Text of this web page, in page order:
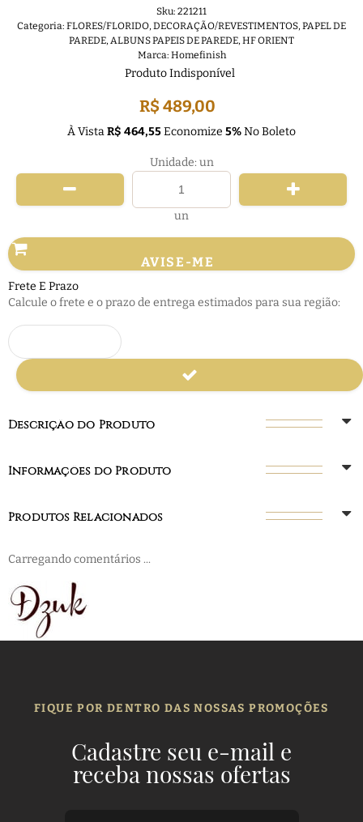
Sku: 221211
Categoria: FLORES/FLORIDO,DECORAÇÃO/REVESTIMENTOS,PAPEL DE
PAREDE,ALBUNS PAPEIS DE PAREDE,HF ORIENT
Marca: Homefinish
Produto Indisponível
R$ 489,00
À VistaR$ 464,55Economize 5%No Boleto
Unidade: un
un
AVISE-ME
Frete E Prazo
Calcule o frete e o prazo de entrega estimados para sua região:
Descrição do Produto
Informações do Produto
Produtos Relacionados
Carregando comentários ...
FIQUE POR DENTRO DAS NOSSAS PROMOÇÕES
Cadastre seu e-mail e
receba nossas ofertas